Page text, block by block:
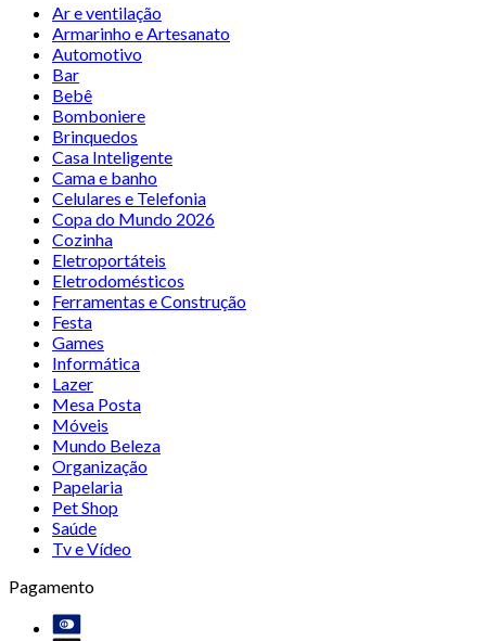
Ar e ventilação
Armarinho e Artesanato
Automotivo
Bar
Bebê
Bomboniere
Brinquedos
Casa Inteligente
Cama e banho
Celulares e Telefonia
Copa do Mundo 2026
Cozinha
Eletroportáteis
Eletrodomésticos
Ferramentas e Construção
Festa
Games
Informática
Lazer
Mesa Posta
Móveis
Mundo Beleza
Organização
Papelaria
Pet Shop
Saúde
Tv e Vídeo
Pagamento